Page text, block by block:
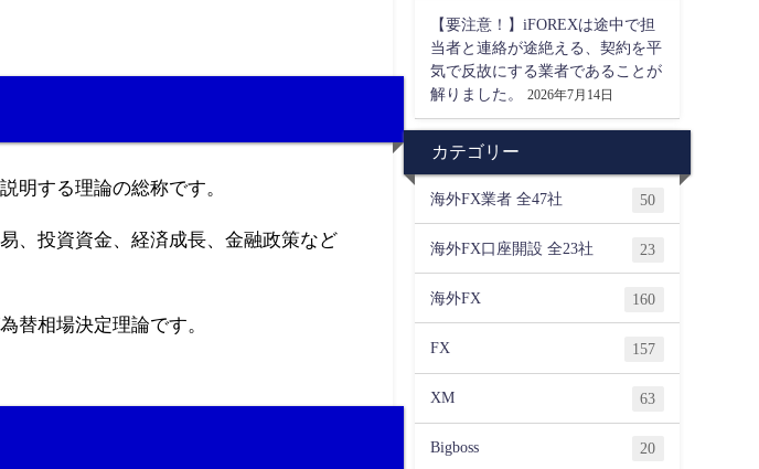
明する理論の総称です。
、投資資金、経済成長、金融政策など
替相場決定理論です。
【要注意！】iFOREXは途中で担
当者と連絡が途絶える、契約を平
気で反故にする業者であることが
解りました。
2026年7月14日
カテゴリー
海外FX業者 全47社 50
海外FX口座開設 全23社 23
海外FX 160
FX 157
XM 63
Bigboss 20